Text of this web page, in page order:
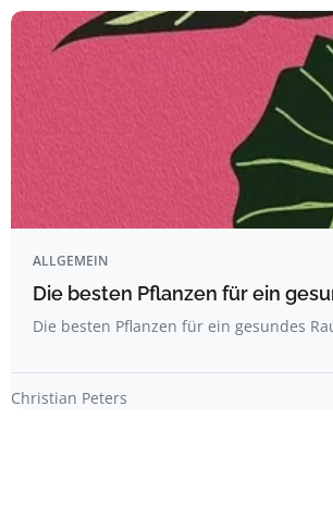
ALLGEMEIN
Die besten Pflanzen für ein
Die besten Pflanzen für ein gesundes
Christian Peters